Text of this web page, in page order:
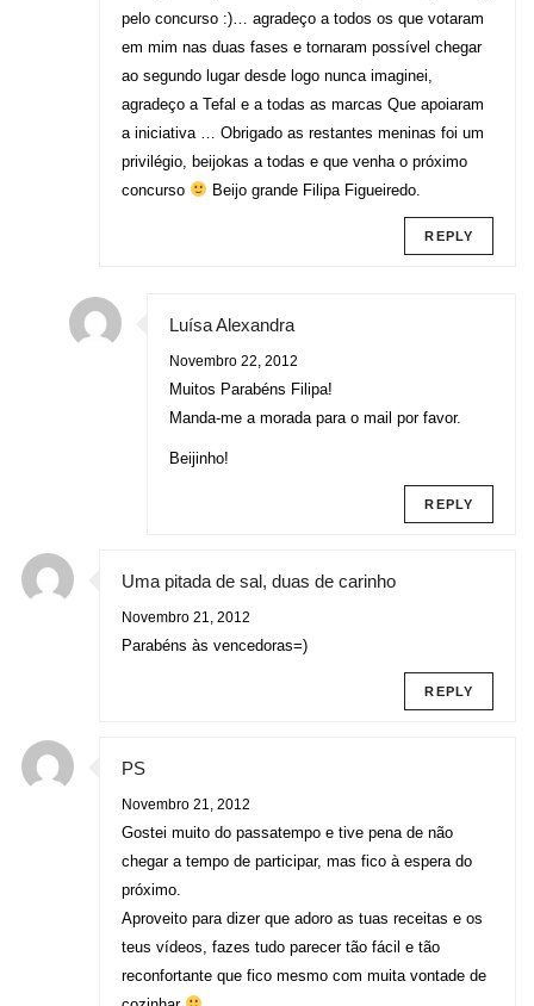
pelo concurso :)… agradeço a todos os que votaram
em mim nas duas fases e tornaram possível chegar
ao segundo lugar desde logo nunca imaginei,
agradeço a Tefal e a todas as marcas Que apoiaram
a iniciativa … Obrigado as restantes meninas foi um
privilégio, beijokas a todas e que venha o próximo
concurso
Beijo grande Filipa Figueiredo.
REPLY
Luísa Alexandra
Novembro 22, 2012
Muitos Parabéns Filipa!
Manda-me a morada para o mail por favor.
Beijinho!
REPLY
Uma pitada de sal, duas de carinho
Novembro 21, 2012
Parabéns às vencedoras=)
REPLY
PS
Novembro 21, 2012
Gostei muito do passatempo e tive pena de não
chegar a tempo de participar, mas fico à espera do
próximo.
Aproveito para dizer que adoro as tuas receitas e os
teus vídeos, fazes tudo parecer tão fácil e tão
reconfortante que fico mesmo com muita vontade de